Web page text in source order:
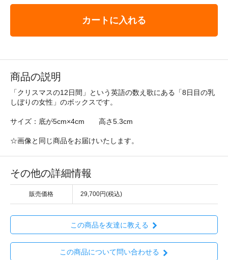
カートに入れる
商品の説明
「クリスマスの12日間」という英語の数え歌にある「8日目の乳
しぼりの女性」のボックスです。
サイズ：底が5cm×4cm 高さ5.3cm
☆画像と同じ商品をお届けいたします。
その他の詳細情報
販売価格 29,700円(税込)
この商品を友達に教える
この商品について問い合わせる